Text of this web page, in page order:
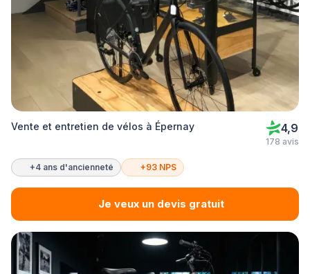
Vente et entretien de vélos à Épernay 4,9
178 avis
+4 ans d'ancienneté +93 NPS
Je veux un devis gratuit